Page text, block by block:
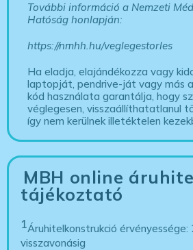
További információ a Nemzeti
Hatóság honlapján:
https://nmhh.hu/veglegestorles
Ha eladja, elajándékozza vagy
laptopját, pendrive-ját vagy más
kód használata garantálja, hogy
véglegesen, visszaállíthatatlanul
így nem kerülnek illetéktelen
MBH online
tájékoztató
1Áruhitelkonstrukció
visszavonásig